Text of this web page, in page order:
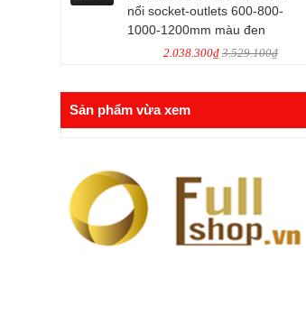
nổi socket-outlets 600-800-
1000-1200mm màu đen
2.038.300₫ 3.529.100₫
Sản phẩm vừa xem